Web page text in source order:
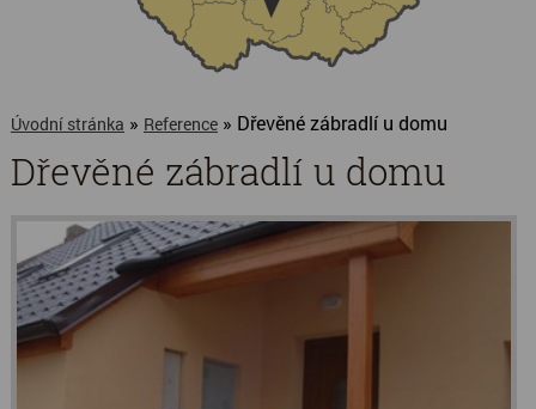
Úvodní stránka » Reference» Dřevěné zábradlí u domu
Dřevěné zábradlí u domu